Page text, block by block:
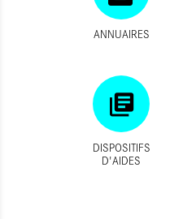
ANNUAIRES
DISPOSITIFS
D'AIDES